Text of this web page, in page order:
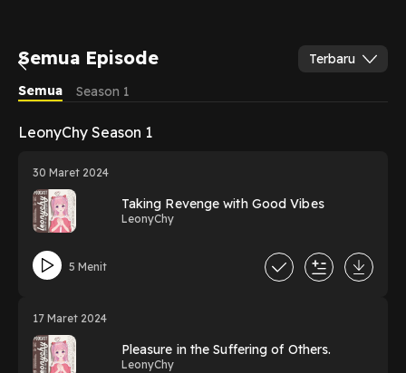
Semua Episode
Terbaru
Semua
Season 1
LeonyChy Season 1
30 Maret 2024
Taking Revenge with Good Vibes
LeonyChy
5 Menit
17 Maret 2024
Pleasure in the Suffering of Others.
LeonyChy